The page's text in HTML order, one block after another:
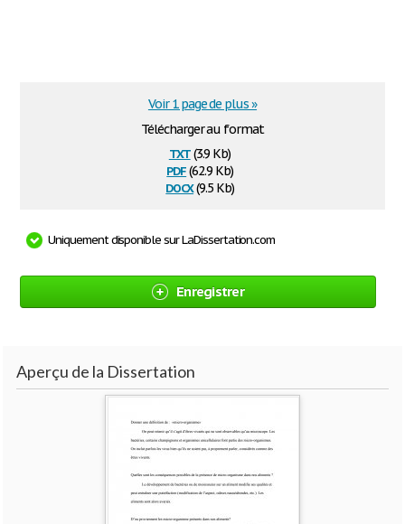
Télécharger au format
txt(3.9 Kb)
pdf(62.9 Kb)
docx(9.5 Kb)
Voir 1 page de plus »
Uniquement disponible sur LaDissertation.com
Enregistrer
Aperçu de la Dissertation